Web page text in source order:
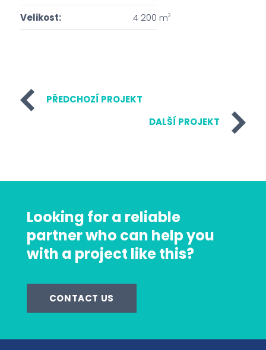
Velikost:
4 200 m2
PŘEDCHOZÍ PROJEKT
DALŠÍ PROJEKT
Looking for a reliable
partner who can help you
with a project like this?
CONTACT US